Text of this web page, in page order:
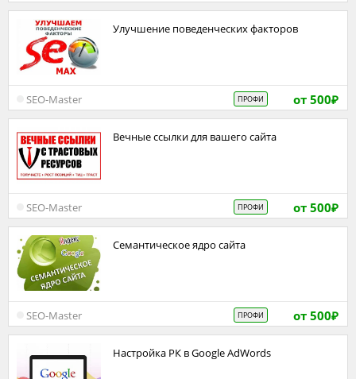
Улучшение поведенческих факторов
от 500₽
ПРОФИ
SEO-Master
Вечные ссылки для вашего сайта
от 500₽
ПРОФИ
SEO-Master
Семантическое ядро сайта
от 500₽
ПРОФИ
SEO-Master
Настройка РК в Google AdWords